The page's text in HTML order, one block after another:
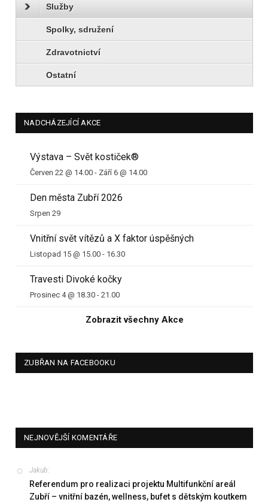
Služby
Spolky, sdružení
Zdravotnictví
Ostatní
NADCHÁZEJÍCÍ AKCE
Výstava – Svět kostiček®
Červen 22 @ 14.00 - Září 6 @ 14.00
Den města Zubří 2026
Srpen 29
Vnitřní svět vítězů a X faktor úspěšných
Listopad 15 @ 15.00 - 16.30
Travesti Divoké kočky
Prosinec 4 @ 18.30 - 21.00
Zobrazit všechny Akce
ZUBŘAN NA FACEBOOKU
NEJNOVĚJŠÍ KOMENTÁŘE
Jakub:
Referendum pro realizaci projektu Multifunkční areál
Zubří – vnitřní bazén, wellness, bufet s dětským koutkem